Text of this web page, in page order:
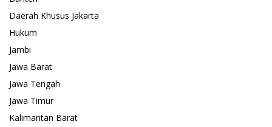
Daerah Khusus Jakarta
Hukum
Jambi
Jawa Barat
Jawa Tengah
Jawa Timur
Kalimantan Barat